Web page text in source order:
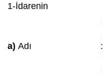
1-İdarenin
a) Adı :